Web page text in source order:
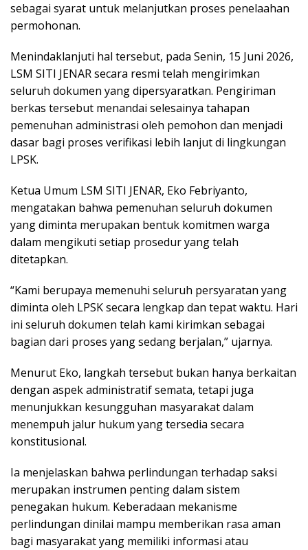
sebagai syarat untuk melanjutkan proses penelaahan
permohonan.
Menindaklanjuti hal tersebut, pada Senin, 15 Juni 2026,
LSM SITI JENAR secara resmi telah mengirimkan
seluruh dokumen yang dipersyaratkan. Pengiriman
berkas tersebut menandai selesainya tahapan
pemenuhan administrasi oleh pemohon dan menjadi
dasar bagi proses verifikasi lebih lanjut di lingkungan
LPSK.
Ketua Umum LSM SITI JENAR, Eko Febriyanto,
mengatakan bahwa pemenuhan seluruh dokumen
yang diminta merupakan bentuk komitmen warga
dalam mengikuti setiap prosedur yang telah
ditetapkan.
“Kami berupaya memenuhi seluruh persyaratan yang
diminta oleh LPSK secara lengkap dan tepat waktu. Hari
ini seluruh dokumen telah kami kirimkan sebagai
bagian dari proses yang sedang berjalan,” ujarnya.
Menurut Eko, langkah tersebut bukan hanya berkaitan
dengan aspek administratif semata, tetapi juga
menunjukkan kesungguhan masyarakat dalam
menempuh jalur hukum yang tersedia secara
konstitusional.
Ia menjelaskan bahwa perlindungan terhadap saksi
merupakan instrumen penting dalam sistem
penegakan hukum. Keberadaan mekanisme
perlindungan dinilai mampu memberikan rasa aman
bagi masyarakat yang memiliki informasi atau